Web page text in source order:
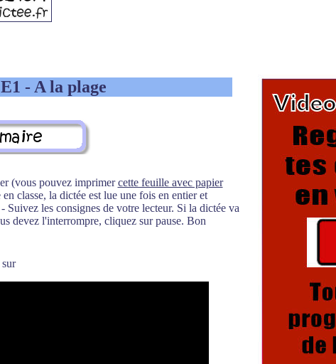
- A la plage
(vous pouvez imprimercette feuille avec papier
classe, la dictée est lue une fois en entier et
Suivez les consignes de votre lecteur. Si la dictée va
devez l'interrompre, cliquez sur pause. Bon
sur